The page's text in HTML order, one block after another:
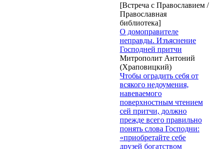
[Встреча с Православием /
Православная
библиотека]
О домоправителе
неправды. Изъяснение
Господней притчи
Митрополит Антоний
(Храповицкий)
Чтобы оградить себя от
всякого недоумения,
навеваемого
поверхностным чтением
сей притчи, должно
прежде всего правильно
понять слова Господни:
«приобретайте себе
друзей богатством